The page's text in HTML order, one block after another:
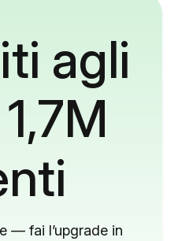
agli
— fai l’upgrade in